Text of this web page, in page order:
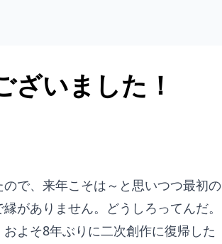
いました！
で、来年こそは～と思いつつ最初の
がありません。どうしろってんだ。
よそ8年ぶりに二次創作に復帰した